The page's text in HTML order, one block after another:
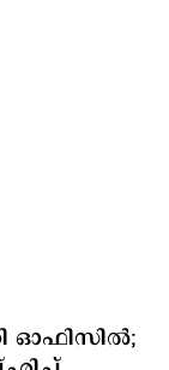
ഓഫിസില്‍;